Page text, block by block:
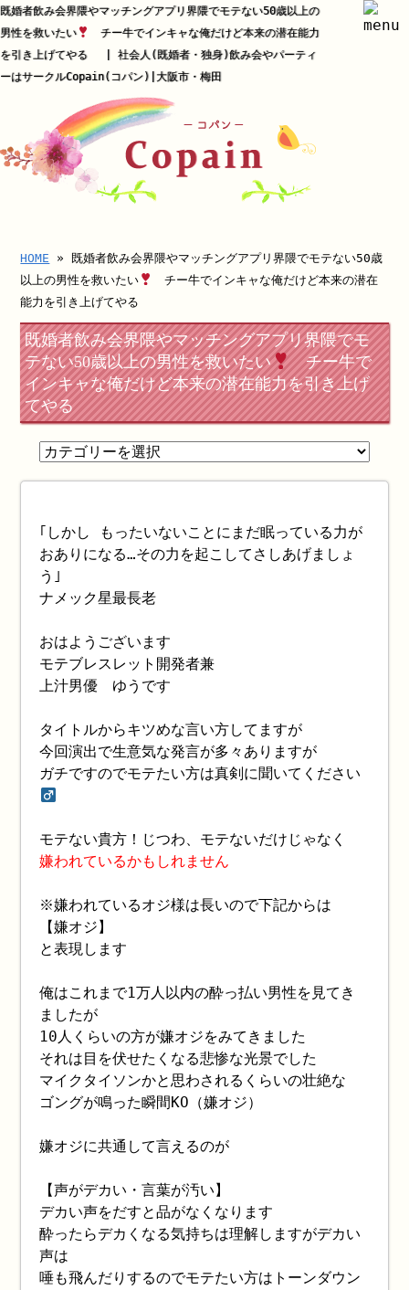
既婚者飲み会界隈やマッチングアプリ界隈でモテない50歳以上の
男性を救いたい
チー牛でインキャな俺だけど本来の潜在能力
を引き上げてやる | 社会人(既婚者・独身)飲み会やパーティ
ーはサークルCopain(コパン)|大阪市・梅田
HOME » 既婚者飲み会界隈やマッチングアプリ界隈でモテない50歳
以上の男性を救いたい
チー牛でインキャな俺だけど本来の潜在
能力を引き上げてやる
既婚者飲み会界隈やマッチングアプリ界隈でモ
テない50歳以上の男性を救いたい
チー牛で
インキャな俺だけど本来の潜在能力を引き上げ
てやる
｢しかし もったいないことにまだ眠っている力が
おありになる…その力を起こしてさしあげましょ
う｣
ナメック星最長老
おはようございます
モテブレスレット開発者兼
上汁男優 ゆうです
タイトルからキツめな言い方してますが
今回演出で生意気な発言が多々ありますが
ガチですのでモテたい方は真剣に聞いてください‍
モテない貴方！じつわ、モテないだけじゃなく
嫌われているかもしれません
※嫌われているオジ様は長いので下記からは
【嫌オジ】
と表現します
俺はこれまで1万人以内の酔っ払い男性を見てき
ましたが
10人くらいの方が嫌オジをみてきました
それは目を伏せたくなる悲惨な光景でした
マイクタイソンかと思わされるくらいの壮絶な
ゴングが鳴った瞬間KO（嫌オジ）
嫌オジに共通して言えるのが
【声がデカい・言葉が汚い】
デカい声をだすと品がなくなります
酔ったらデカくなる気持ちは理解しますがデカい
声は
唾も飛んだりするのでモテたい方はトーンダウン